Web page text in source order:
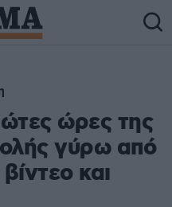
ώρες της
γύρω από
και